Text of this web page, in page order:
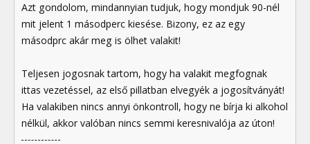
Azt gondolom, mindannyian tudjuk, hogy mondjuk 90-nél
mit jelent 1 másodperc kiesése. Bizony, ez az egy
másodprc akár meg is ölhet valakit!
Teljesen jogosnak tartom, hogy ha valakit megfognak
ittas vezetéssel, az első pillatban elvegyék a jogosítványát!
Ha valakiben nincs annyi önkontroll, hogy ne bírja ki alkohol
nélkül, akkor valóban nincs semmi keresnivalója az úton!